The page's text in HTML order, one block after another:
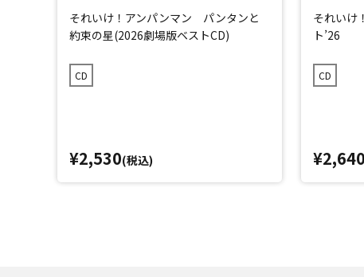
それいけ！アンパンマン パンタンと
約束の星(2026劇場版ベストCD)
CD
¥2,530(税込)
それいけ
ト’26
CD
¥2,640